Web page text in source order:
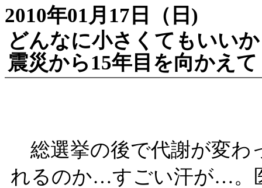
2010年01月17日（日)
どんなに小さくてもいい
震災から15年目を向かえて
総選挙の後で代謝が変わ
れるのか…すごい汗が…。